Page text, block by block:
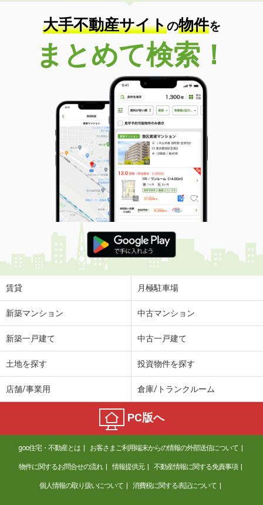
大手不動産サイトの物件を
まとめて検索！
賃貸 月極駐車場
新築マンション 中古マンション
新築一戸建て 中古一戸建て
土地を探す 投資物件を探す
店舗/事業用 倉庫/トランクルーム
PC版へ
goo住宅・不動産とは お客さまご利用端末からの情報の外部送信について
物件に関するお問合せの流れ 情報提供元 不動産情報に関する免責事項
個人情報の取り扱いについて 消費税に関する表記について